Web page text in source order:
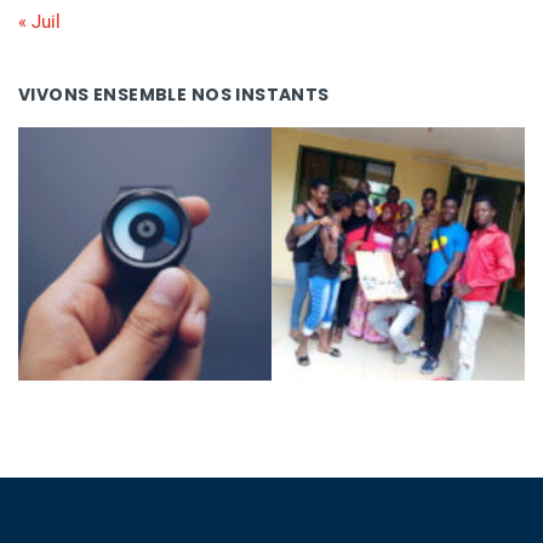
« Juil
VIVONS ENSEMBLE NOS INSTANTS